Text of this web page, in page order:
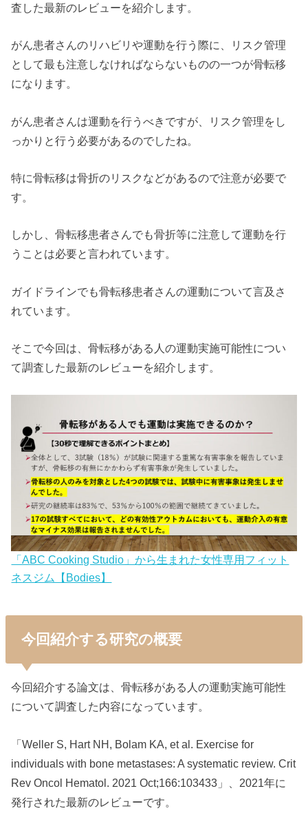
査した最新のレビューを紹介します。
がん患者さんのリハビリや運動を行う際に、リスク管理
として最も注意しなければならないものの一つが骨転移
になります。
がん患者さんは運動を行うべきですが、リスク管理をし
っかりと行う必要があるのでしたね。
特に骨転移は骨折のリスクなどがあるので注意が必要で
す。
しかし、骨転移患者さんでも骨折等に注意して運動を行
うことは必要と言われています。
ガイドラインでも骨転移患者さんの運動について言及さ
れています。
そこで今回は、骨転移がある人の運動実施可能性につい
て調査した最新のレビューを紹介します。
「ABC Cooking Studio」から生まれた女性専用フィット
ネスジム【Bodies】
今回紹介する研究の概要
今回紹介する論文は、骨転移がある人の運動実施可能性
について調査した内容になっています。
「Weller S, Hart NH, Bolam KA, et al. Exercise for
individuals with bone metastases: A systematic review. Crit
Rev Oncol Hematol. 2021 Oct;166:103433」、2021年に
発行された最新のレビューです。